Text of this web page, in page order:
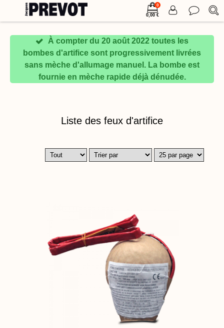
0
0,00 €
Bombes 100 mm
À compter du 20 août 2022 toutes les
bombes d'artifice sont progressivement livrées
sans mèche d'allumage manuel. La bombe est
fournie en mèche rapide déjà dénudée.
Liste des feux d'artifice